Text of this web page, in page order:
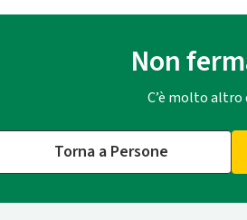
Non
C’è molto altro
Torna a Persone